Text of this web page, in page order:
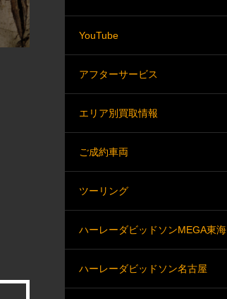
YouTube
アフターサービス
エリア別買取情報
ご成約車両
ツーリング
ハーレーダビッドソンMEGA東海
ハーレーダビッドソン名古屋